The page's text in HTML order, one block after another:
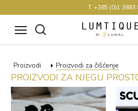
T. +385 (0)1 3883
Proizvodi Proizvodi za čišćenje
PROIZVODI ZA NJEGU